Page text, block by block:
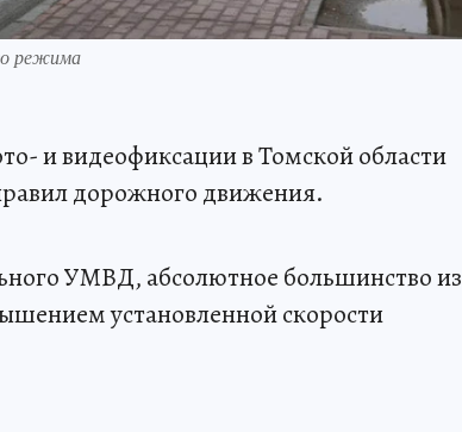
режима
и видеофиксации в Томской области
дорожного движения.
УМВД, абсолютное большинство из
установленной скорости